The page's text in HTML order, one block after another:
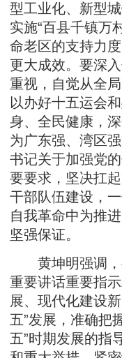
型工业化、新型
实施“百县千镇万
命老区的支持力
更大成效。要深
重视，自觉从全
以办好十五运会
身、全民健康，
为广东强、湾区
书记关于加强党
要要求，坚决扛
干部队伍建设，
自我革命中为推
坚强保证。
黄坤明强调，
重要讲话重要指
展、现代化建设
五”发展，准确把
五”时期发展的指